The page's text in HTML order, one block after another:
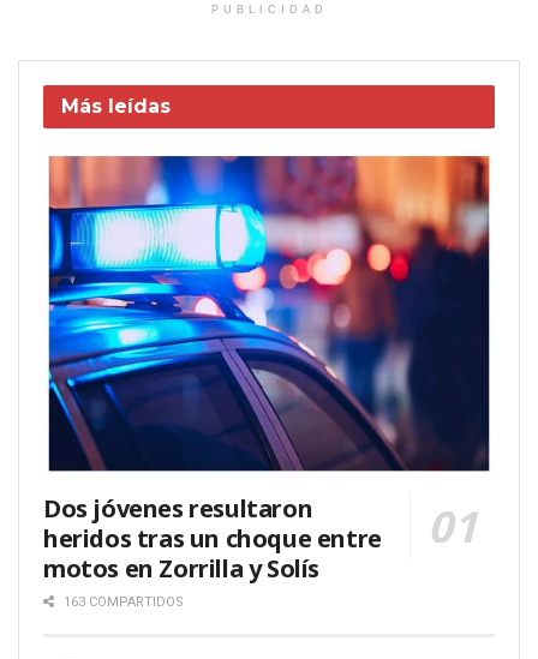
PUBLICIDAD
Más leídas
Dos jóvenes resultaron
heridos tras un choque entre
motos en Zorrilla y Solís
163 COMPARTIDOS